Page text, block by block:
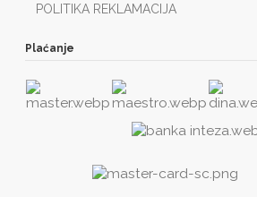
POLITIKA REKLAMACIJA
Plaćanje